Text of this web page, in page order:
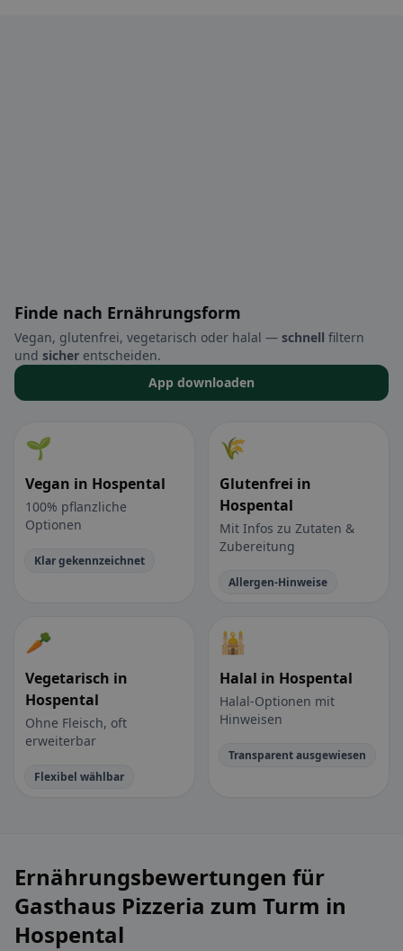
Finde nach Ernährungsform
Vegan, glutenfrei, vegetarisch oder halal — schnell filtern
und sicher entscheiden.
App downloaden
🌱
Vegan in Hospental
100% pflanzliche
Optionen
Klar gekennzeichnet
🌾
Glutenfrei in
Hospental
Mit Infos zu Zutaten &
Zubereitung
Allergen-Hinweise
🥕
Vegetarisch in
Hospental
Ohne Fleisch, oft
erweiterbar
Flexibel wählbar
🕌
Halal in Hospental
Halal-Optionen mit
Hinweisen
Transparent ausgewiesen
Ernährungsbewertungen für
Gasthaus Pizzeria zum Turm in
Hospental